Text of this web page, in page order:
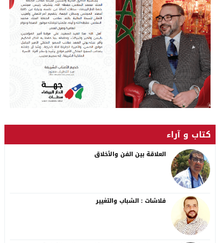
كتاب و آراء
العلاقة بين الفن والأخلاق
فلاشات : الشباب والتغيير